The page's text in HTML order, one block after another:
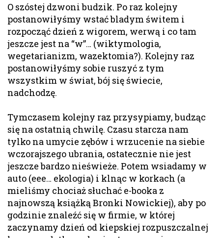
O szóstej dzwoni budzik. Po raz kolejny
postanowiłyśmy wstać bladym świtem i
rozpocząć dzień z wigorem, werwą i co tam
jeszcze jest na “w”… (wiktymologia,
wegetarianizm, wazektomia?). Kolejny raz
postanowiłyśmy sobie ruszyć z tym
wszystkim w świat, bój się świecie,
nadchodzę.
Tymczasem kolejny raz przysypiamy, budząc
się na ostatnią chwilę. Czasu starcza nam
tylko na umycie zębów i wrzucenie na siebie
wczorajszego ubrania, ostatecznie nie jest
jeszcze bardzo nieświeże. Potem wsiadamy w
auto (eee… ekologia) i klnąc w korkach (a
mieliśmy chociaż słuchać e-booka z
najnowszą książką Bronki Nowickiej), aby po
godzinie znaleźć się w firmie, w której
zaczynamy dzień od kiepskiej rozpuszczalnej